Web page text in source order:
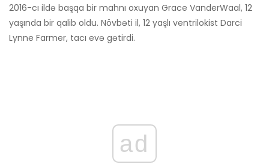
2016-cı ildə başqa bir mahnı oxuyan Grace VanderWaal, 12
yaşında bir qalib oldu. Növbəti il, 12 yaşlı ventrilokist Darci
Lynne Farmer, tacı evə gətirdi.
ad